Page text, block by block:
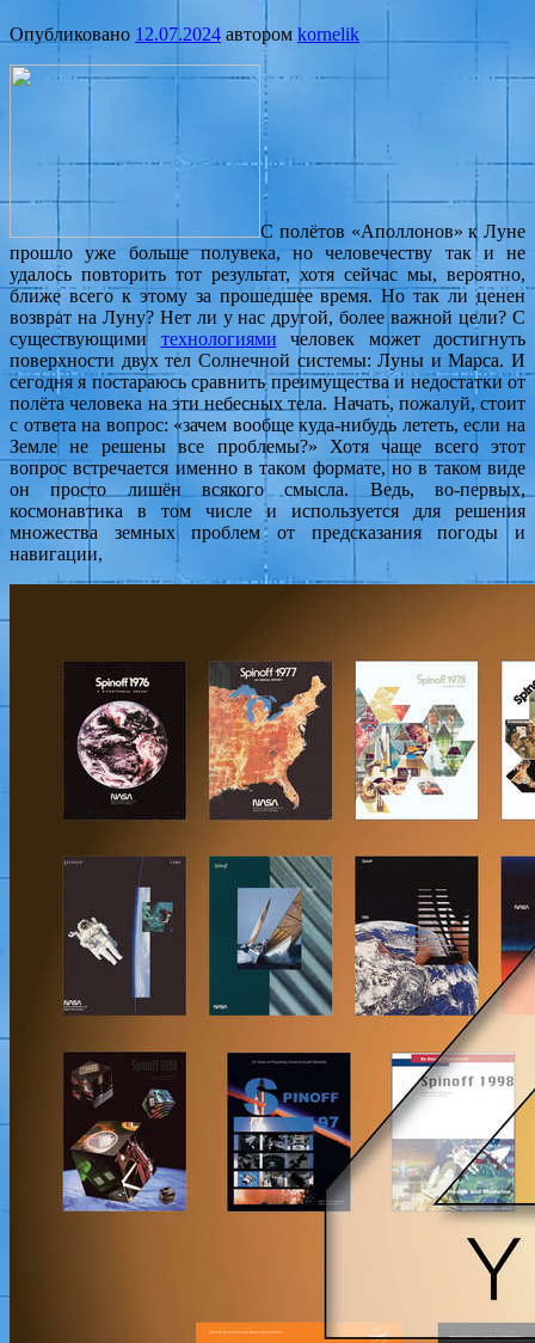
Опубликовано 12.07.2024 автором kornelik
С полётов «Аполлонов» к Луне
прошло уже больше полувека, но человечеству так и не
удалось повторить тот результат, хотя сейчас мы, вероятно,
ближе всего к этому за прошедшее время. Но так ли ценен
возврат на Луну? Нет ли у нас другой, более важной цели? С
существующими технологиями человек может достигнуть
поверхности двух тел Солнечной системы: Луны и Марса. И
сегодня я постараюсь сравнить преимущества и недостатки от
полёта человека на эти небесных тела. Начать, пожалуй, стоит
с ответа на вопрос: «зачем вообще куда-нибудь лететь, если на
Земле не решены все проблемы?» Хотя чаще всего этот
вопрос встречается именно в таком формате, но в таком виде
он просто лишён всякого смысла. Ведь, во-первых,
космонавтика в том числе и используется для решения
множества земных проблем от предсказания погоды и
навигации,